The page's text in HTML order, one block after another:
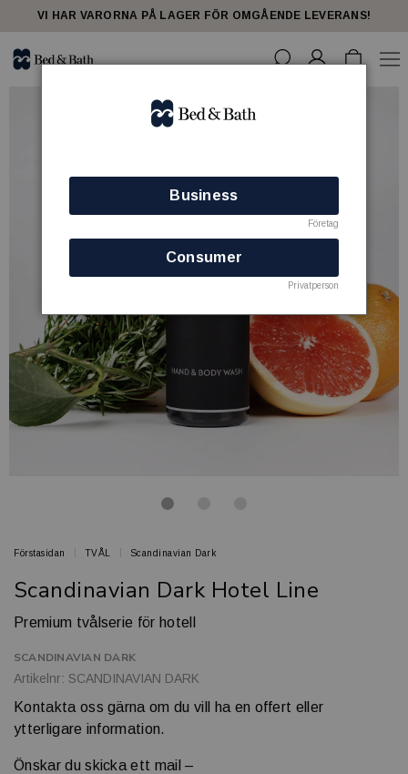
VI HAR VARORNA PÅ LAGER FÖR OMGÅENDE LEVERANS!
Förstasidan TVÅL Scandinavian Dark
Scandinavian Dark Hotel Line
Premium tvålserie för hotell
SCANDINAVIAN DARK
Artikelnr: SCANDINAVIAN DARK
Kontakta oss gärna om du vill ha en offert eller
ytterligare information.
Önskar du skicka ett mail –
Business
Företag
Consumer
Privatperson